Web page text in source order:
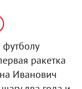
ракетка
Иванович